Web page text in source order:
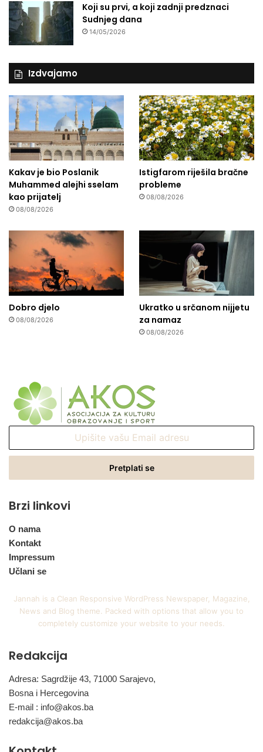
Koji su prvi, a koji zadnji predznaci
Sudnjeg dana
14/05/2026
Izdvajamo
Kakav je bio Poslanik
Muhammed alejhi sselam
kao prijatelj
08/08/2026
Istigfarom riješila bračne
probleme
08/08/2026
Dobro djelo
08/08/2026
Ukratko u srčanom nijjetu
za namaz
08/08/2026
Email
Brzi linkovi
O nama
Kontakt
Impressum
Učlani se
Jannah is a Clean Responsive WordPress Newspaper, Magazine,
News and Blog theme. Packed with options that allow you to
completely customize your website to your needs.
Redakcija
Adresa: Sagrdžije 43, 71000 Sarajevo,
Bosna i Hercegovina
E-mail : info@akos.ba
redakcija@akos.ba